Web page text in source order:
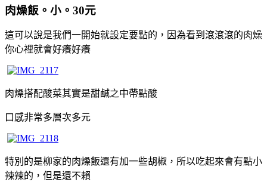
肉燥飯。小。30元
這可以說是我們一開始就設定要點的，因為看到滾滾滾的肉燥
你心裡就會好癢好癢
肉燥搭配酸菜其實是甜鹹之中帶點酸
口感非常多層次多元
特別的是柳家的肉燥飯還有加一些胡椒，所以吃起來會有點小
辣辣的，但是還不賴